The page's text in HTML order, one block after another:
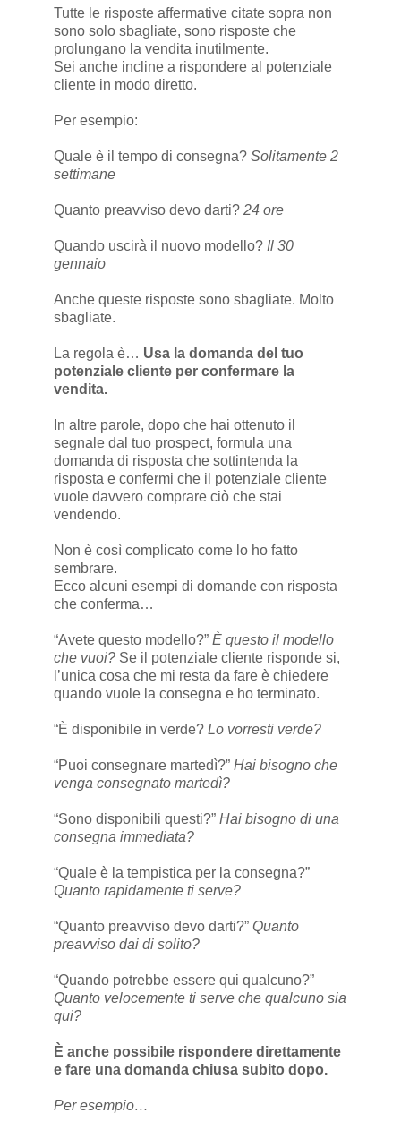
Tutte le risposte affermative citate sopra non
sono solo sbagliate, sono risposte che
prolungano la vendita inutilmente.
Sei anche incline a rispondere al potenziale
cliente in modo diretto.
Per esempio:
Quale è il tempo di consegna? Solitamente 2
settimane
Quanto preavviso devo darti? 24 ore
Quando uscirà il nuovo modello? Il 30
gennaio
Anche queste risposte sono sbagliate. Molto
sbagliate.
La regola è… Usa la domanda del tuo
potenziale cliente per confermare la
vendita.
In altre parole, dopo che hai ottenuto il
segnale dal tuo prospect, formula una
domanda di risposta che sottintenda la
risposta e confermi che il potenziale cliente
vuole davvero comprare ciò che stai
vendendo.
Non è così complicato come lo ho fatto
sembrare.
Ecco alcuni esempi di domande con risposta
che conferma…
“Avete questo modello?” È questo il modello
che vuoi?Se il potenziale cliente risponde si,
l’unica cosa che mi resta da fare è chiedere
quando vuole la consegna e ho terminato.
“È disponibile in verde? Lo vorresti verde?
“Puoi consegnare martedì?” Hai bisogno che
venga consegnato martedì?
“Sono disponibili questi?” Hai bisogno di una
consegna immediata?
“Quale è la tempistica per la consegna?”
Quanto rapidamente ti serve?
“Quanto preavviso devo darti?” Quanto
preavviso dai di solito?
“Quando potrebbe essere qui qualcuno?”
Quanto velocemente ti serve che qualcuno sia
qui?
È anche possibile rispondere direttamente
e fare una domanda chiusa subito dopo.
Per esempio…